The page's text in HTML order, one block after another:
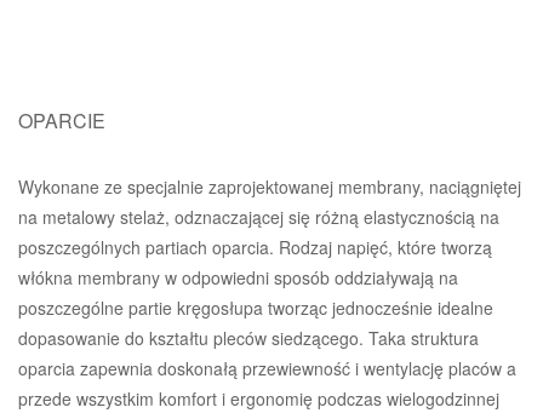
OPARCIE
Wykonane ze specjalnie zaprojektowanej membrany, naciągniętej
na metalowy stelaż, odznaczającej się różną elastycznością na
poszczególnych partiach oparcia. Rodzaj napięć, które tworzą
włókna membrany w odpowiedni sposób oddziaływają na
poszczególne partie kręgosłupa tworząc jednocześnie idealne
dopasowanie do kształtu pleców siedzącego. Taka struktura
oparcia zapewnia doskonałą przewiewność i wentylację placów a
przede wszystkim komfort i ergonomię podczas wielogodzinnej